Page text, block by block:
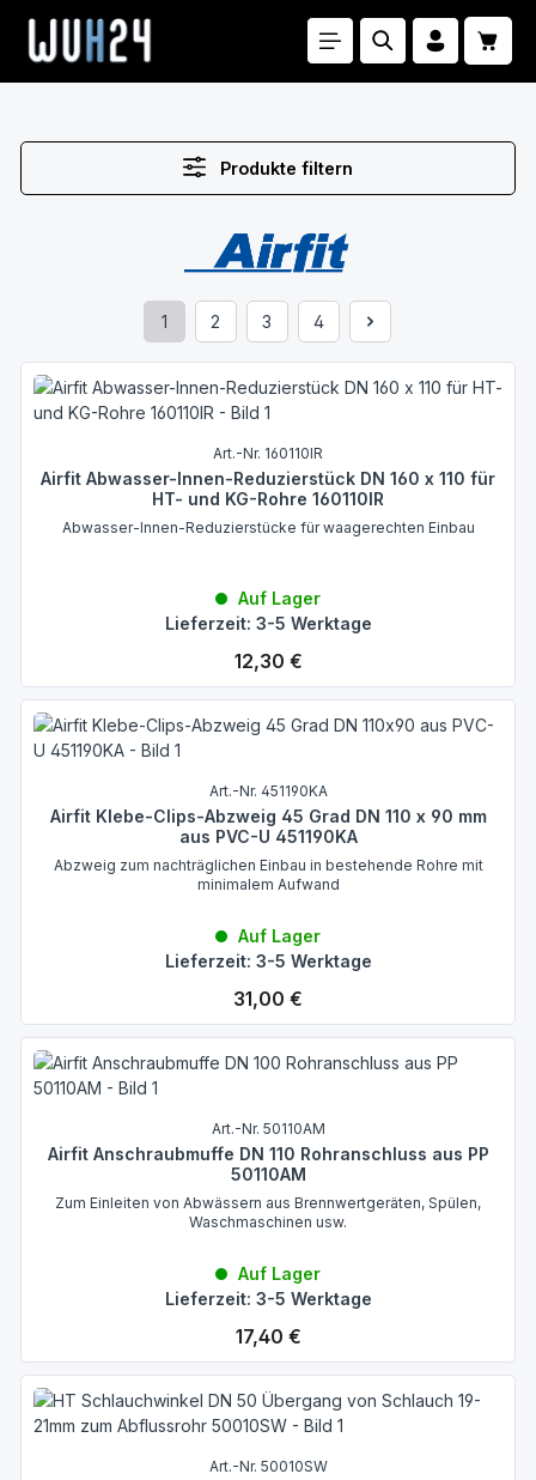
Zum Hauptinhalt springen
Produkte filtern
Seite
1
Seite
2
Seite
3
Seite
4
Art.-Nr. 160110IR
Airfit Abwasser-Innen-Reduzierstück DN 160 x 110 für
HT- und KG-Rohre 160110IR
Abwasser-Innen-Reduzierstücke für waagerechten Einbau
Auf Lager
Lieferzeit: 3-5 Werktage
Regulärer Preis:
12,30 €
Art.-Nr. 451190KA
Airfit Klebe-Clips-Abzweig 45 Grad DN 110 x 90 mm
aus PVC-U 451190KA
Abzweig zum nachträglichen Einbau in bestehende Rohre mit
minimalem Aufwand
Auf Lager
Lieferzeit: 3-5 Werktage
Regulärer Preis:
31,00 €
Art.-Nr. 50110AM
Airfit Anschraubmuffe DN 110 Rohranschluss aus PP
50110AM
Zum Einleiten von Abwässern aus Brennwertgeräten, Spülen,
Waschmaschinen usw.
Auf Lager
Lieferzeit: 3-5 Werktage
Regulärer Preis:
17,40 €
Art.-Nr. 50010SW